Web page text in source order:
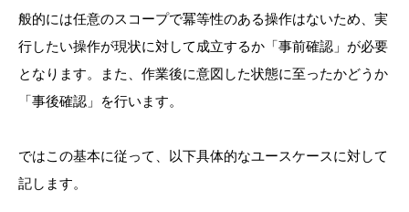
般的には任意のスコープで冪等性のある操作はないため、実
行したい操作が現状に対して成立するか「事前確認」が必要
となります。また、作業後に意図した状態に至ったかどうか
「事後確認」を行います。
ではこの基本に従って、以下具体的なユースケースに対して
記します。